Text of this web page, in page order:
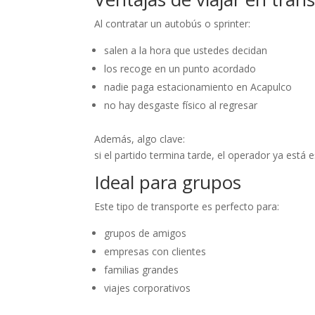
Al contratar un autobús o sprinter:
salen a la hora que ustedes decidan
los recoge en un punto acordado
nadie paga estacionamiento en Acapulco
no hay desgaste físico al regresar
Además, algo clave:
si el partido termina tarde, el operador ya está
Ideal para grupos
Este tipo de transporte es perfecto para:
grupos de amigos
empresas con clientes
familias grandes
viajes corporativos